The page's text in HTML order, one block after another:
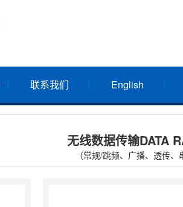
联系我们 English
无线数据传输DATA
（常规/跳频、广播、透传、